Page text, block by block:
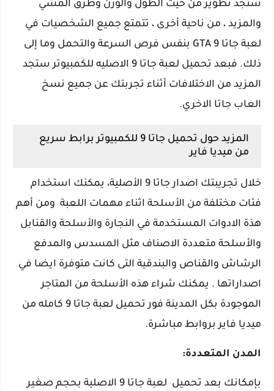
ستجد تطوير من حيث الطول والوزن وطرق المشي
والمزيد ، من ناحية أخرى ، تتمتع جميع الشخصيات في
لعبة جاتا GTA 9 بنفس فرص السرعة والتحمل وما إلى
ذلك. فبعد تحميل لعبة جاتا 9 الاصليه للكمبيوتر ستجد
المزيد من الاختلافات أثناء تجربتك عن جميع نسخ
العاب جاتا الاخري.
المزيد حول تحميل جاتا 9 للكمبيوتر برابط سريع
من ميديا فاير
خلال تجريبتك اصدار جاتا 9 الأصلية، يمكنك استخدام
فئات مختلفة من الأسلحة اثناء مهمات اللعبة ومن أهم
هذة الادوات المستخدمة في النجارة والأسلحة والقنابل
والأسلحة متعددة الاصناف مثل المسدس والمدفع
الرشاش والقناص والبندقية التى كانت متوفرة ايضا في
اصداراتها . يمكنك شراء هذه الأسلحة من المتاجر
الموجودة بكل المدينة فور تحميل لعبة جاتا 9 كامله من
ميديا فاير بروابط مباشرة.
المدن المتعددة:
بإمكانك بعد تحميل لعبة جاتا 9 الاصلية بحجم صغير